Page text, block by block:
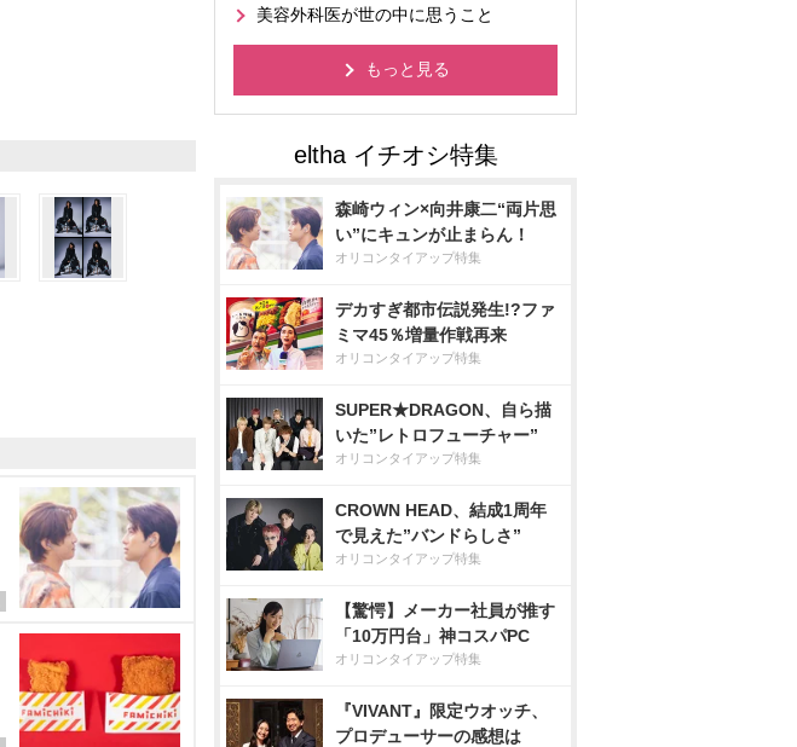
美容外科医が世の中に思うこと
もっと見る
森崎ウィン×向井康二“両片思
い”にキュンが止まらん！
オリコンタイアップ特集
デカすぎ都市伝説発生!?ファ
ミマ45％増量作戦再来
オリコンタイアップ特集
SUPER★DRAGON、自ら描
いた”レトロフューチャー”
オリコンタイアップ特集
CROWN HEAD、結成1周年
で見えた”バンドらしさ”
オリコンタイアップ特集
【驚愕】メーカー社員が推す
「10万円台」神コスパPC
オリコンタイアップ特集
『VIVANT』限定ウオッチ、
プロデューサーの感想は